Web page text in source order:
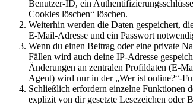
Benutzer-ID, ein
Cookies löschen“ löschen.
Weiterhin werden die Daten gespeichert,
E-Mail-Adresse und ein Passwort
Wenn du einen Beitrag oder eine private
Fällen wird auch deine IP-Adresse
Änderungen an zentralen Profildaten (E-
Agent) wird nur in der „Wer ist online?“-
Schließlich erfordern einzelne Funktionen
explizit von dir gesetzte Lesezeichen oder